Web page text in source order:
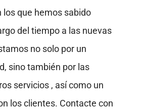
los que hemos sabido
del tiempo a las nuevas
no solo por un
sino también por las
servicios , así como un
los clientes. Contacte con